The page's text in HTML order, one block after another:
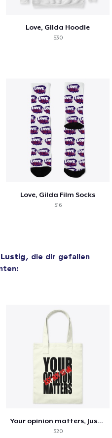
Love, Gilda Hoodie
$30
Love, Gilda Film Socks
$16
Lustig, die dir gefallen
Your opinion matters, Just not to me!
$20